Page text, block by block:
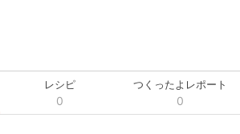
レシピ
0
つくったよレポート
0